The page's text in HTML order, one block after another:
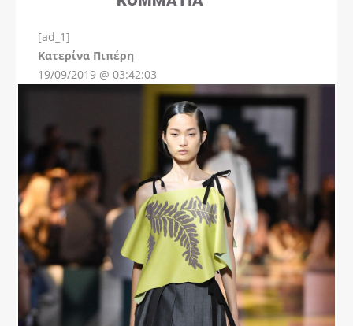
[ad_1]
Kατερίνα Πιπέρη
19/09/2019 @ 03:42:03